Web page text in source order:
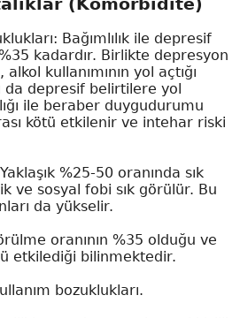
(Komorbidite)
Bağımlılık ile depresif
kadardır. Birlikte depresyon
kullanımının yol açtığı
da depresif belirtilere yol
ile beraber duygudurumu
kötü etkilenir ve intehar riski
%25-50 oranında sık
ve sosyal fobi sık görülür. Bu
da yükselir.
oranının %35 olduğu ve
etkilediği bilinmektedir.
bozuklukları.